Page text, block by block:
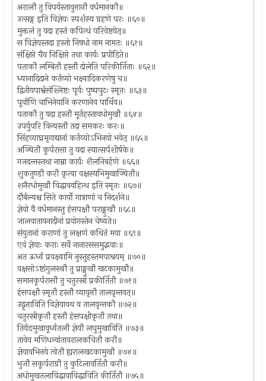
अरालौ तु विपर्यस्तावुत्तानौ वर्धमानकौ॥
उत्सङ्ग इति विज्ञेयः स्पर्शस्य ग्रहणे परः ॥६०॥
मुक्तलं तु यदा हस्तं कपित्थं परिवेष्टयेत्॥
स विज्ञेयस्तदा हस्तो निषधो नाम नामतः ॥६१॥
संक्षिप्ते चैव निक्षिप्ते तथा कार्यः प्रपीडिते॥
पताकौ लम्बितौ हस्तौ दोलेति परिकीर्तिताः ॥६२॥
ध्यानादिदाने कर्तव्यो भक्ष्यादिकरणेषु च॥
द्वितीयपार्श्वसंश्लिष्टः पूर्वः पुष्पपुटः स्मृतः ॥६३॥
पूर्वाणि चाभिनेयानि करणानेव पार्थिव॥
पताकौ तु यदा हस्तौ मूर्तहस्तावधोमुखौ ॥६४॥
उपर्युपरि विन्यस्तौ तदा समकरः करः॥
सिंहव्याघ्रमृगाद्यानां कर्तव्योऽभिनयो भवेत् ॥६५॥
अञ्चितौ कूर्परासा तु यदा स्यात्सर्पशीर्षके॥
गजदन्तस्तथा नाम्ना कार्यः शैलनिबर्हणे ॥६६॥
शुकतुण्डौ करौ कृत्वा वक्षस्यभिमुखाञ्चितौ॥
शनैरधोमुखौ विद्धाववहित्थ इति स्मृतः ॥६७॥
दौर्बल्यश्च सिते कार्यो गात्राणां च निदर्शने॥
ज्ञेयो वै वर्धमानस्तु हंसपक्षौ पराङ्मुखौ ॥६८॥
जालवातायनादीनां प्रयोगस्तेन चेष्यते॥
संयुतानां कराणां तु लक्षणं कथितं मया ॥६९॥
एवं ज्ञेयाः कराः सर्वे नानारससमुद्भवाः॥
अत ऊर्ध्वं प्रवक्ष्यामि नुस्तुहस्तमपाश्रयम् ॥७०॥
वक्षसोऽष्टांगुलस्थौ तु प्राङ्मुखौ खटकामुखौ॥
समानकूर्परासौ तु चतुरस्रो प्रकीर्तितौ ॥७१॥
हंसपक्षौ स्मृतौ हस्तौ व्यावृत्तौ तालवृन्तवत्॥
उद्वृत्ताविति विज्ञेयावथ व तालवृन्तकौ ॥७२॥
चतुरस्रीकृतौ हस्तौ हंसपक्षीकृतौ तथा॥
तिर्यङमुखावूर्ध्वतलौ ज्ञेयौ लघुमुखाविति ॥७३॥
तावेव मणिधन्वांतावरालकचितौ करौ॥
ज्ञेयावभिनये त्वेतौ ह्यरालखटकामुखौ ॥७४॥
भुजौ सकूर्पराग्रौ तु कुटिलावर्तितौ करौ॥
अधोमुखतलाविद्धावाविद्धाविति कीर्तितौ ॥७५॥